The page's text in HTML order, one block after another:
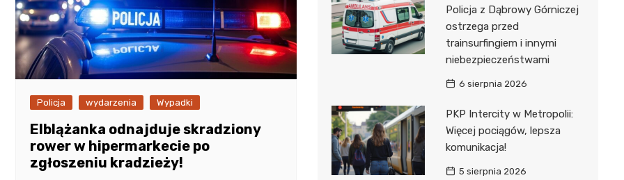
Policja wydarzenia Wypadki
Elblążanka odnajduje skradziony
rower w hipermarkecie po
zgłoszeniu kradzieży!
Policja z Dąbrowy Górniczej
ostrzega przed
trainsurfingiem i innymi
niebezpieczeństwami
6 sierpnia 2026
PKP Intercity w Metropolii:
Więcej pociągów, lepsza
komunikacja!
5 sierpnia 2026